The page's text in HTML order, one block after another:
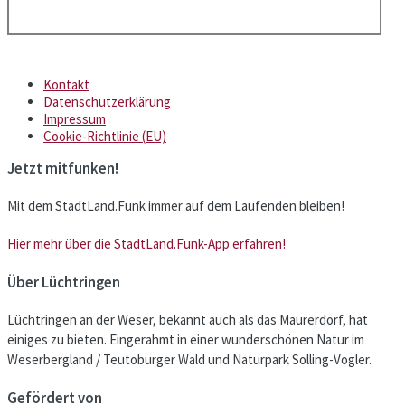
Kontakt
Datenschutzerklärung
Impressum
Cookie-Richtlinie (EU)
Jetzt mitfunken!
Mit dem StadtLand.Funk immer auf dem Laufenden bleiben!
Hier mehr über die StadtLand.Funk-App erfahren!
Über Lüchtringen
Lüchtringen an der Weser, bekannt auch als das Maurerdorf, hat
einiges zu bieten. Eingerahmt in einer wunderschönen Natur im
Weserbergland / Teutoburger Wald und Naturpark Solling-Vogler.
Gefördert von